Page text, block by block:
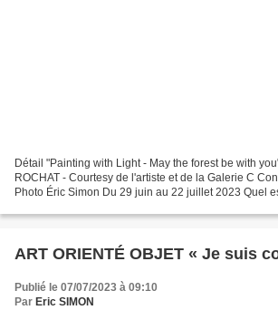
Détail "Painting with Light - May the forest be with you", 2023
ROCHAT - Courtesy de l'artiste et de la Galerie C
Photo Éric Simon Du 29 juin au 22 juillet 2023 Quel
ART ORIENTÉ OBJET « Je suis
Publié le 07/07/2023 à 09:10
Par Eric SIMON